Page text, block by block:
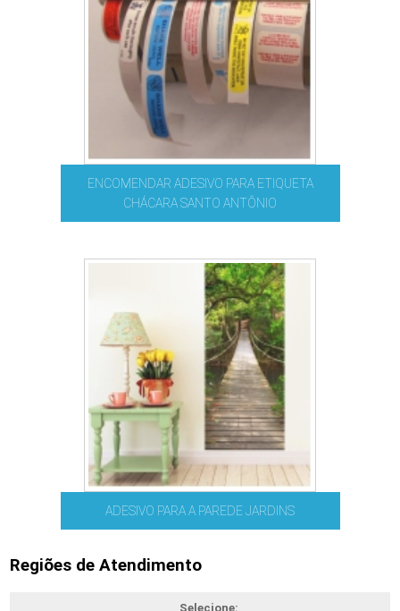
ENCOMENDAR ADESIVO PARA ETIQUETA
CHÁCARA SANTO ANTÔNIO
ADESIVO PARA A PAREDE JARDINS
Regiões de Atendimento
Selecione: